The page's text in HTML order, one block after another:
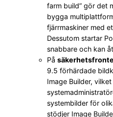
farm build” gör det
bygga
fjärrmaskiner med
Dessutom startar
snabbare och kan
På
9.5 förhärdade
Image Builder,
systembilder för
stödjer Image